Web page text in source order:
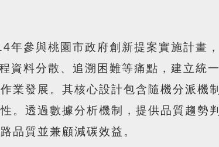
參與桃園市政府創新提案實施計畫，
資料分散、追溯困難等痛點，建立統一
業發展。其核心設計包含隨機分派機制
。透過數據分析機制，提供品質趨勢判
品質並兼顧減碳效益。